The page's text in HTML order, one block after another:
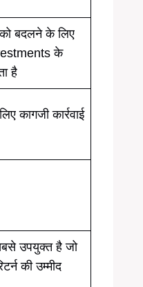
बदलने के लिए
के
है
कागजी कार्रवाई
उपयुक्त है जो
की उम्मीद